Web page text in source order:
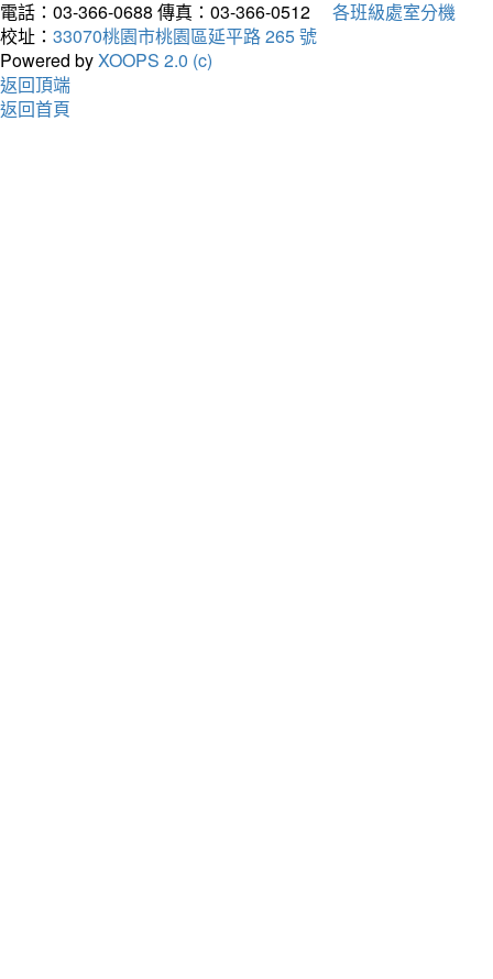
電話：03-366-0688 傳真：03-366-0512
各班級處室分機
校址： 33070桃園市桃園區延平路 265 號
Powered byXOOPS 2.0 (c)
返回頂端
返回首頁